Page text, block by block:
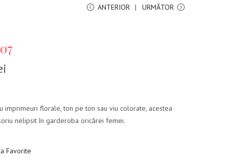
ANTERIOR URMĂTOR
imprimeuri florale, ton pe ton sau viu colorate, acestea
nelipsit în garderoba oricărei femei.
Favorite